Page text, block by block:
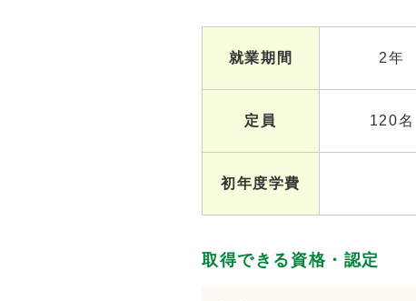
就業期間 2年
定員 120名
初年度学費
取得できる資格・認定